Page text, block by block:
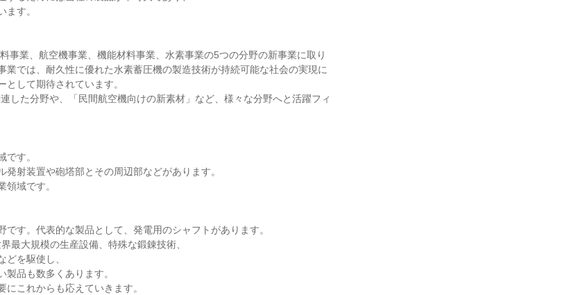
ます。
事業、航空機事業、機能材料事業、水素事業の5つの分野の新事業に取り
業では、耐久性に優れた水素蓄圧機の製造技術が持続可能な社会の実現に
して期待されています。
した分野や、「民間航空機向けの新素材」など、様々な分野へと活躍フィ
です。
射装置や砲塔部とその周辺部などがあります。
領域です。
です。代表的な製品として、発電用のシャフトがあります。
最大規模の生産設備、特殊な鍛錬技術、
どを駆使し、
製品も数多くあります。
これからも応えていきます。